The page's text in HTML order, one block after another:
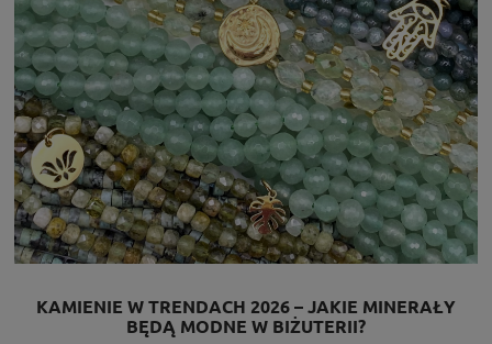
KAMIENIE W TRENDACH 2026 – JAKIE MINERAŁY
BĘDĄ MODNE W BIŻUTERII?